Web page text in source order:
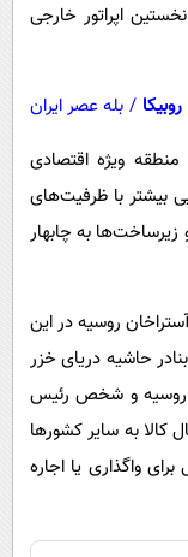
اپراتور خارجی
روبیکا / بله عصر ایران
ویژه اقتصادی
بیشتر با ظرفیت‌های
زیرساخت‌ها به چابهار
روسیه در این
حاشیه دریای خزر
روسیه و شخص رئیس
کالا به سایر کشورها
واگذاری یا اجاره